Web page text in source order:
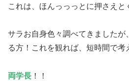
これは、ほんっっっとに押さえと
サラお自身色々調べてきましたが
る方！これを観れば、短時間で考
両学長 ！！